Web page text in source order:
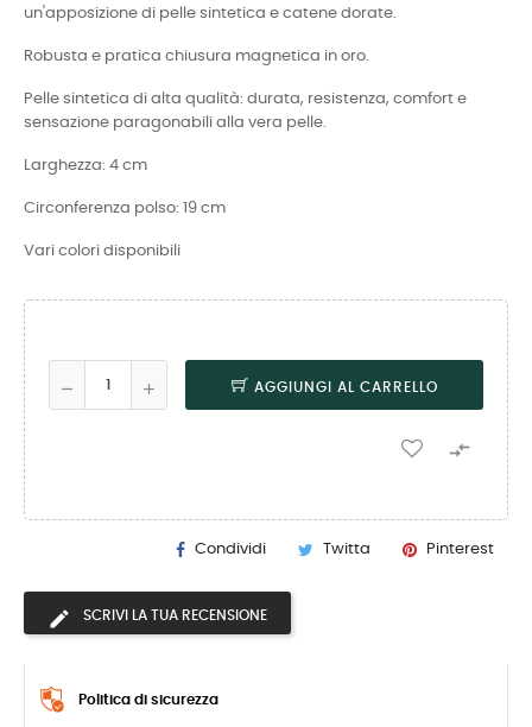
un'apposizione di pelle sintetica e catene dorate.
Robusta e pratica chiusura magnetica in oro.
Pelle sintetica di alta qualità: durata, resistenza, comfort e
sensazione paragonabili alla vera pelle.
Larghezza: 4 cm
Circonferenza polso: 19 cm
Vari colori disponibili
AGGIUNGI AL CARRELLO

Condividi Twitta Pinterest
SCRIVI LA TUA RECENSIONE
Politica di sicurezza